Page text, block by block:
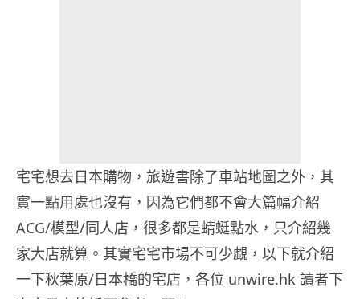
宅宅想去日本購物，旅遊書除了車站地圖之外，其
實一點用處也沒有，因為它們都不會大篇幅介紹
ACG/模型/同人店，很多都是蜻蜓點水，只介紹幾
家大店就算。其實宅宅市場不可少覷，以下就介紹
一下秋葉原/日本橋的宅店，各位 unwire.hk 讀者下